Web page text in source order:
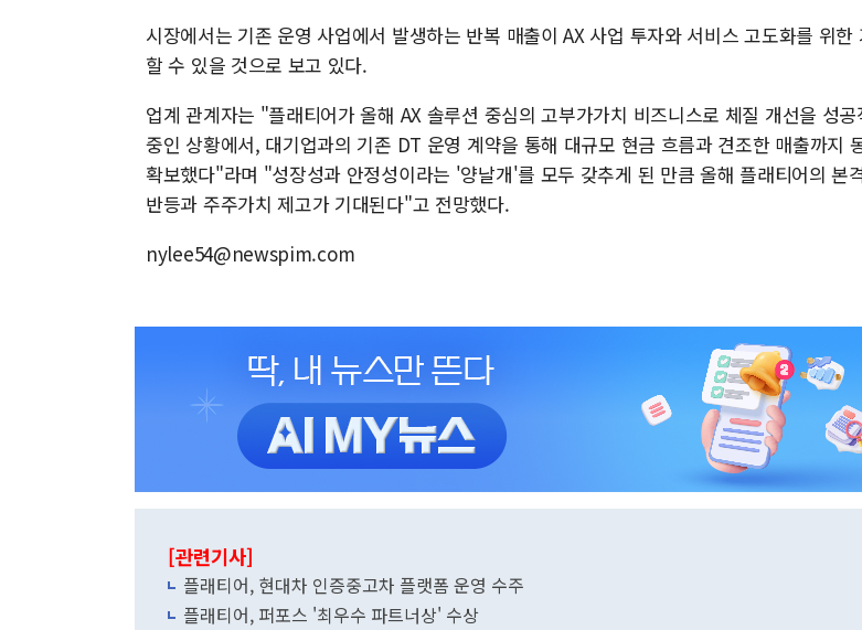
시장에서는 기존 운영 사업에서 발생하는 반복 매출이 AX 사업 투자와 서비스 고도화를 위한
할 수 있을 것으로 보고 있다.
업계 관계자는 "플래티어가 올해 AX 솔루션 중심의 고부가가치 비즈니스로 체질 개선을 성
중인 상황에서, 대기업과의 기존 DT 운영 계약을 통해 대규모 현금 흐름과 견조한 매출까지
확보했다"라며 "성장성과 안정성이라는 '양날개'를 모두 갖추게 된 만큼 올해 플래티어의 본
반등과 주주가치 제고가 기대된다"고 전망했다.
nylee54@newspim.com
[관련기사]
플래티어, 현대차 인증중고차 플랫폼 운영 수주
플래티어, 퍼포스 '최우수 파트너상' 수상